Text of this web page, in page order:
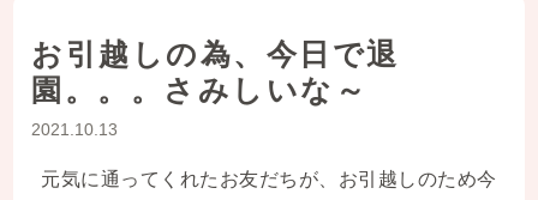
お引越しの為、今日で退
園。。。さみしいな～
2021.10.13
元気に通ってくれたお友だちが、お引越しのため今